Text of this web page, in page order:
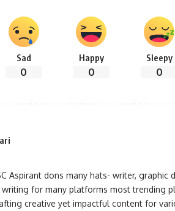
Sad
0
Happy
0
Sleepy
0
Aspirant dons many hats- writer,
for many platforms most trending
creative yet impactful content for